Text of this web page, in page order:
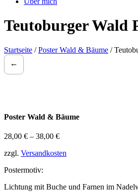
Teutoburger Wald
Startseite /Poster Wald & Bäume /
←
Poster Wald & Bäume
28,00 € – 38,00 €
zzgl. Versandkosten
Postermotiv:
Lichtung mit Buche und Farnen im